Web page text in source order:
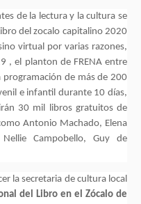
de la lectura y la cultura se
del zocalo capitalino 2020
virtual por varias razones,
, el planton de FRENA entre
de más de 200
e infantil durante 10 días,
30 mil libros gratuitos de
Antonio Machado, Elena
Nellie Campobello, Guy de
la secretaria de cultura local
del Libro en el Zócalo de